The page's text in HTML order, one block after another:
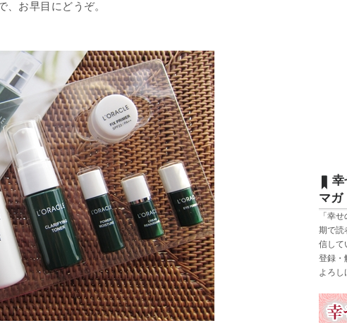
、お早目にどうぞ。
幸
マガ
「幸
期で読
信して
登録・
よろし